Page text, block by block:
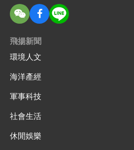
飛揚新聞
環境人文
海洋產經
軍事科技
社會生活
休閒娛樂